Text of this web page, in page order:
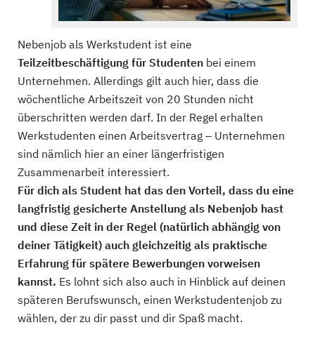
Nebenjob als Werkstudent ist eine
Teilzeitbeschäftigung für Studenten bei einem
Unternehmen. Allerdings gilt auch hier, dass die
wöchentliche Arbeitszeit von 20 Stunden nicht
überschritten werden darf. In der Regel erhalten
Werkstudenten einen Arbeitsvertrag – Unternehmen
sind nämlich hier an einer längerfristigen
Zusammenarbeit interessiert.
Für dich als Student hat das den Vorteil, dass du eine
langfristig gesicherte Anstellung als Nebenjob hast
und diese Zeit in der Regel (natürlich abhängig von
deiner Tätigkeit) auch gleichzeitig als praktische
Erfahrung für spätere Bewerbungen vorweisen
kannst. Es lohnt sich also auch in Hinblick auf deinen
späteren Berufswunsch, einen Werkstudentenjob zu
wählen, der zu dir passt und dir Spaß macht.